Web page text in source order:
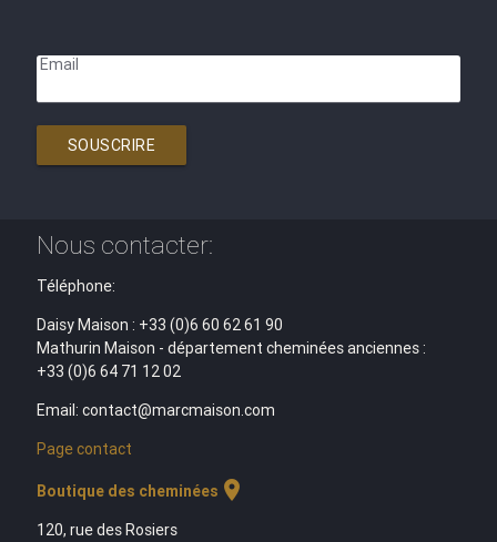
Email
SOUSCRIRE
Nous contacter:
Téléphone:
Daisy Maison : +33 (0)6 60 62 61 90
Mathurin Maison - département cheminées anciennes :
+33 (0)6 64 71 12 02
Email: contact@marcmaison.com
Page contact
Boutique des cheminées location_on
120, rue des Rosiers